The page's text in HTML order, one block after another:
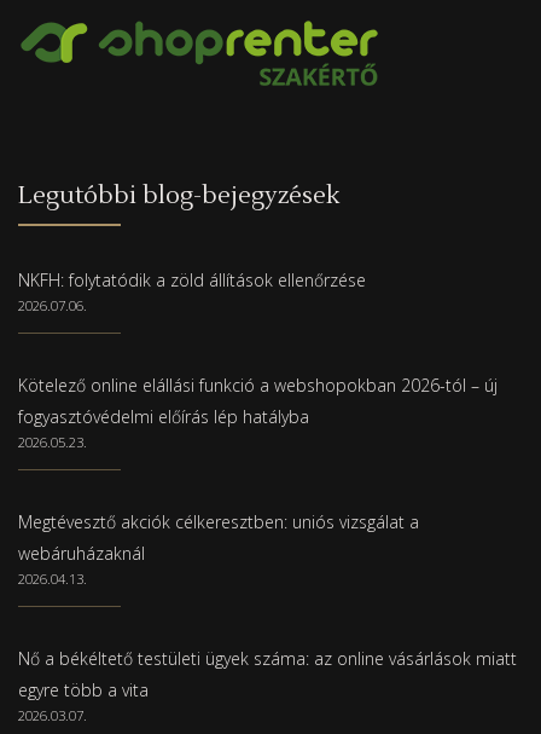
Legutóbbi blog-bejegyzések
NKFH: folytatódik a zöld állítások ellenőrzése
2026.07.06.
Kötelező online elállási funkció a webshopokban 2026-tól – új
fogyasztóvédelmi előírás lép hatályba
2026.05.23.
Megtévesztő akciók célkeresztben: uniós vizsgálat a
webáruházaknál
2026.04.13.
Nő a békéltető testületi ügyek száma: az online vásárlások miatt
egyre több a vita
2026.03.07.